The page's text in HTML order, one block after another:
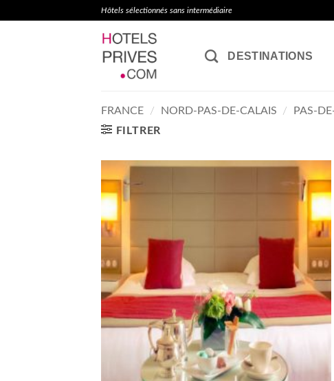
Hôtels sélectionnés sans intermédiaire
DESTINATIONS
FRANCE / NORD-PAS-DE-CALAIS / PAS-
FILTRER